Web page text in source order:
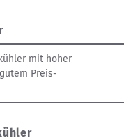
mit hoher
Preis-